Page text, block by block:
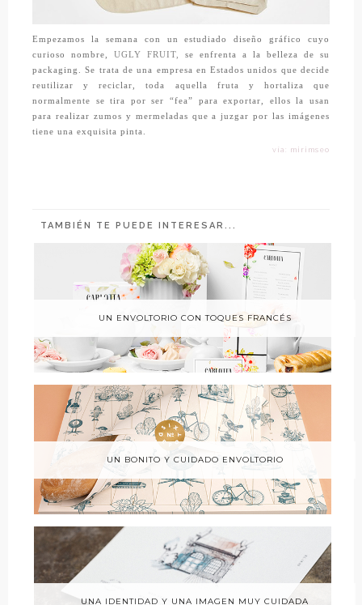
Empezamos la semana con un estudiado diseño gráfico cuyo
curioso nombre, UGLY FRUIT,
se enfrenta a la belleza de su
packaging. Se trata de una empresa en Estados unidos que decide
reutilizar y reciclar, toda aquella fruta y hortaliza que
normalmente se tira por ser “fea” para exportar, ellos la usan
para realizar zumos y mermeladas que a juzgar por las imágenes
tiene una exquisita pinta.
vía: mirimseo
TAMBIÉN TE PUEDE INTERESAR...
UN ENVOLTORIO CON TOQUES FRANCÉS
UN BONITO Y CUIDADO ENVOLTORIO
UNA IDENTIDAD Y UNA IMAGEN MUY CUIDADA